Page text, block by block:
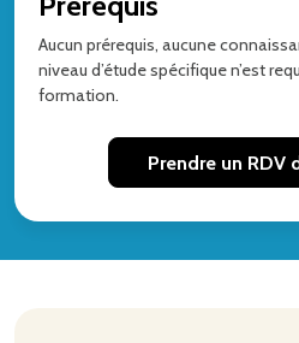
Aucun prérequis, aucune
niveau d’étude spécifique n’est
formation.
Prendre un RDV